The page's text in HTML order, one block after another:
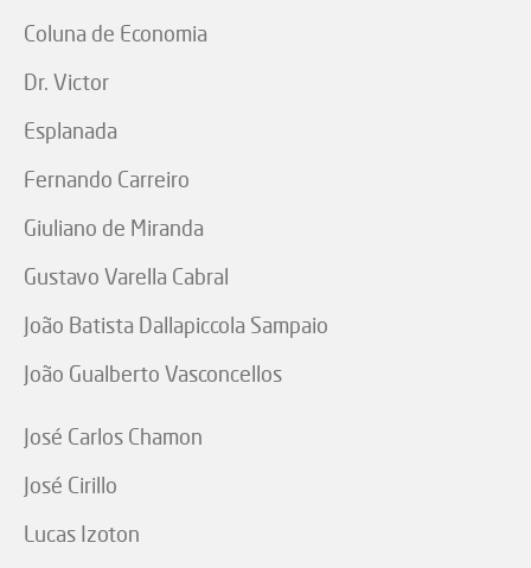
Coluna de Economia
Dr. Victor
Esplanada
Fernando Carreiro
Giuliano de Miranda
Gustavo Varella Cabral
João Batista Dallapiccola Sampaio
João Gualberto Vasconcellos
José Carlos Chamon
José Cirillo
Lucas Izoton